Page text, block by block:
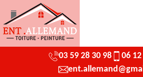
03 59 28 30 98
06